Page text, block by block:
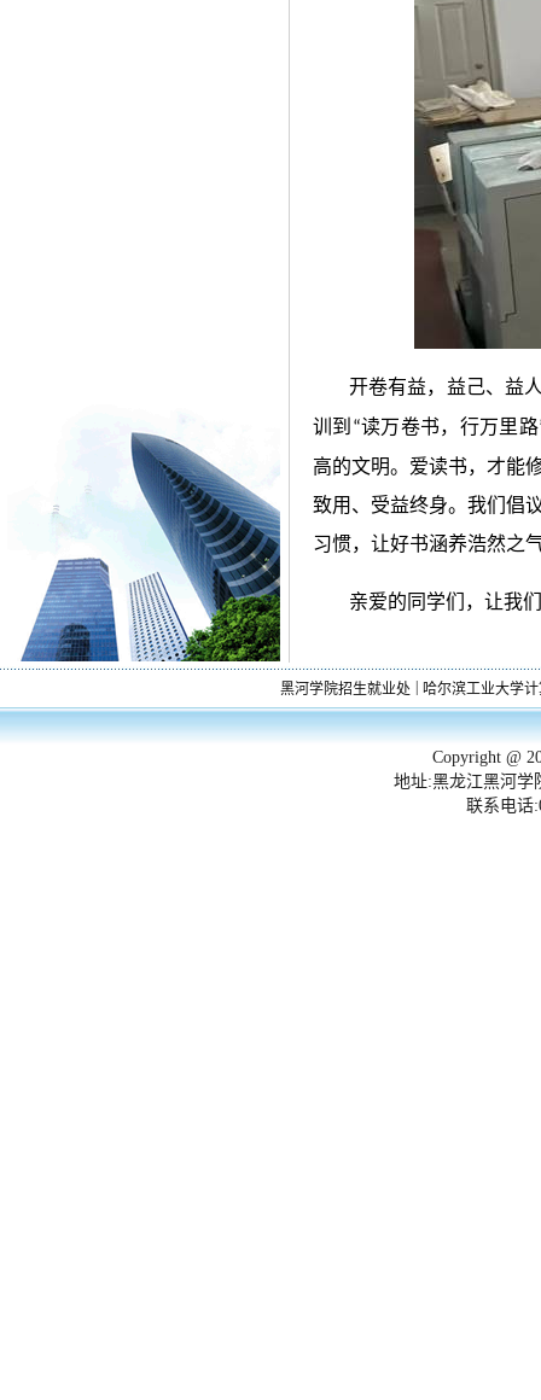
开卷有益，益己、益
训到 “读万卷书，行万里路
高的文明。爱读书，才能
致用、受益终身。我们倡
习惯，让好书涵养浩然之
亲爱的同学们，让我
黑河学院招生就业处 哈尔滨工业大学
Copyright @
地址:黑龙江黑河学
联系电话